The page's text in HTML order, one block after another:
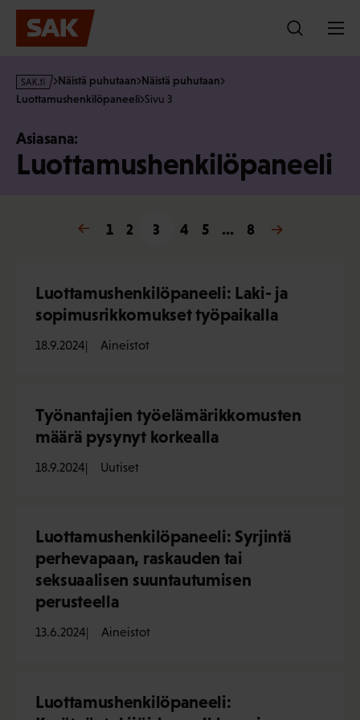
Hyppää
sisältöön
s
a
f
Näistä puhutaan Näistä puhutaan
Luottamushenkilöpaneeli Sivu 3
Asiasana:
Luottamushenkilöpaneeli
« Edellinen
1 2 3 4 5 … 8
Seuraava »
Luottamushenkilöpaneeli: Laki- ja
sopimusrikkomukset työpaikalla
18.9.2024 Aineistot
Työnantajien työelämärikkomusten
määrä pysynyt korkealla
18.9.2024 Uutiset
Luottamushenkilöpaneeli: Syrjintä
perhevapaan, raskauden tai
seksuaalisen suuntautumisen
perusteella
13.6.2024 Aineistot
Luottamushenkilöpaneeli: